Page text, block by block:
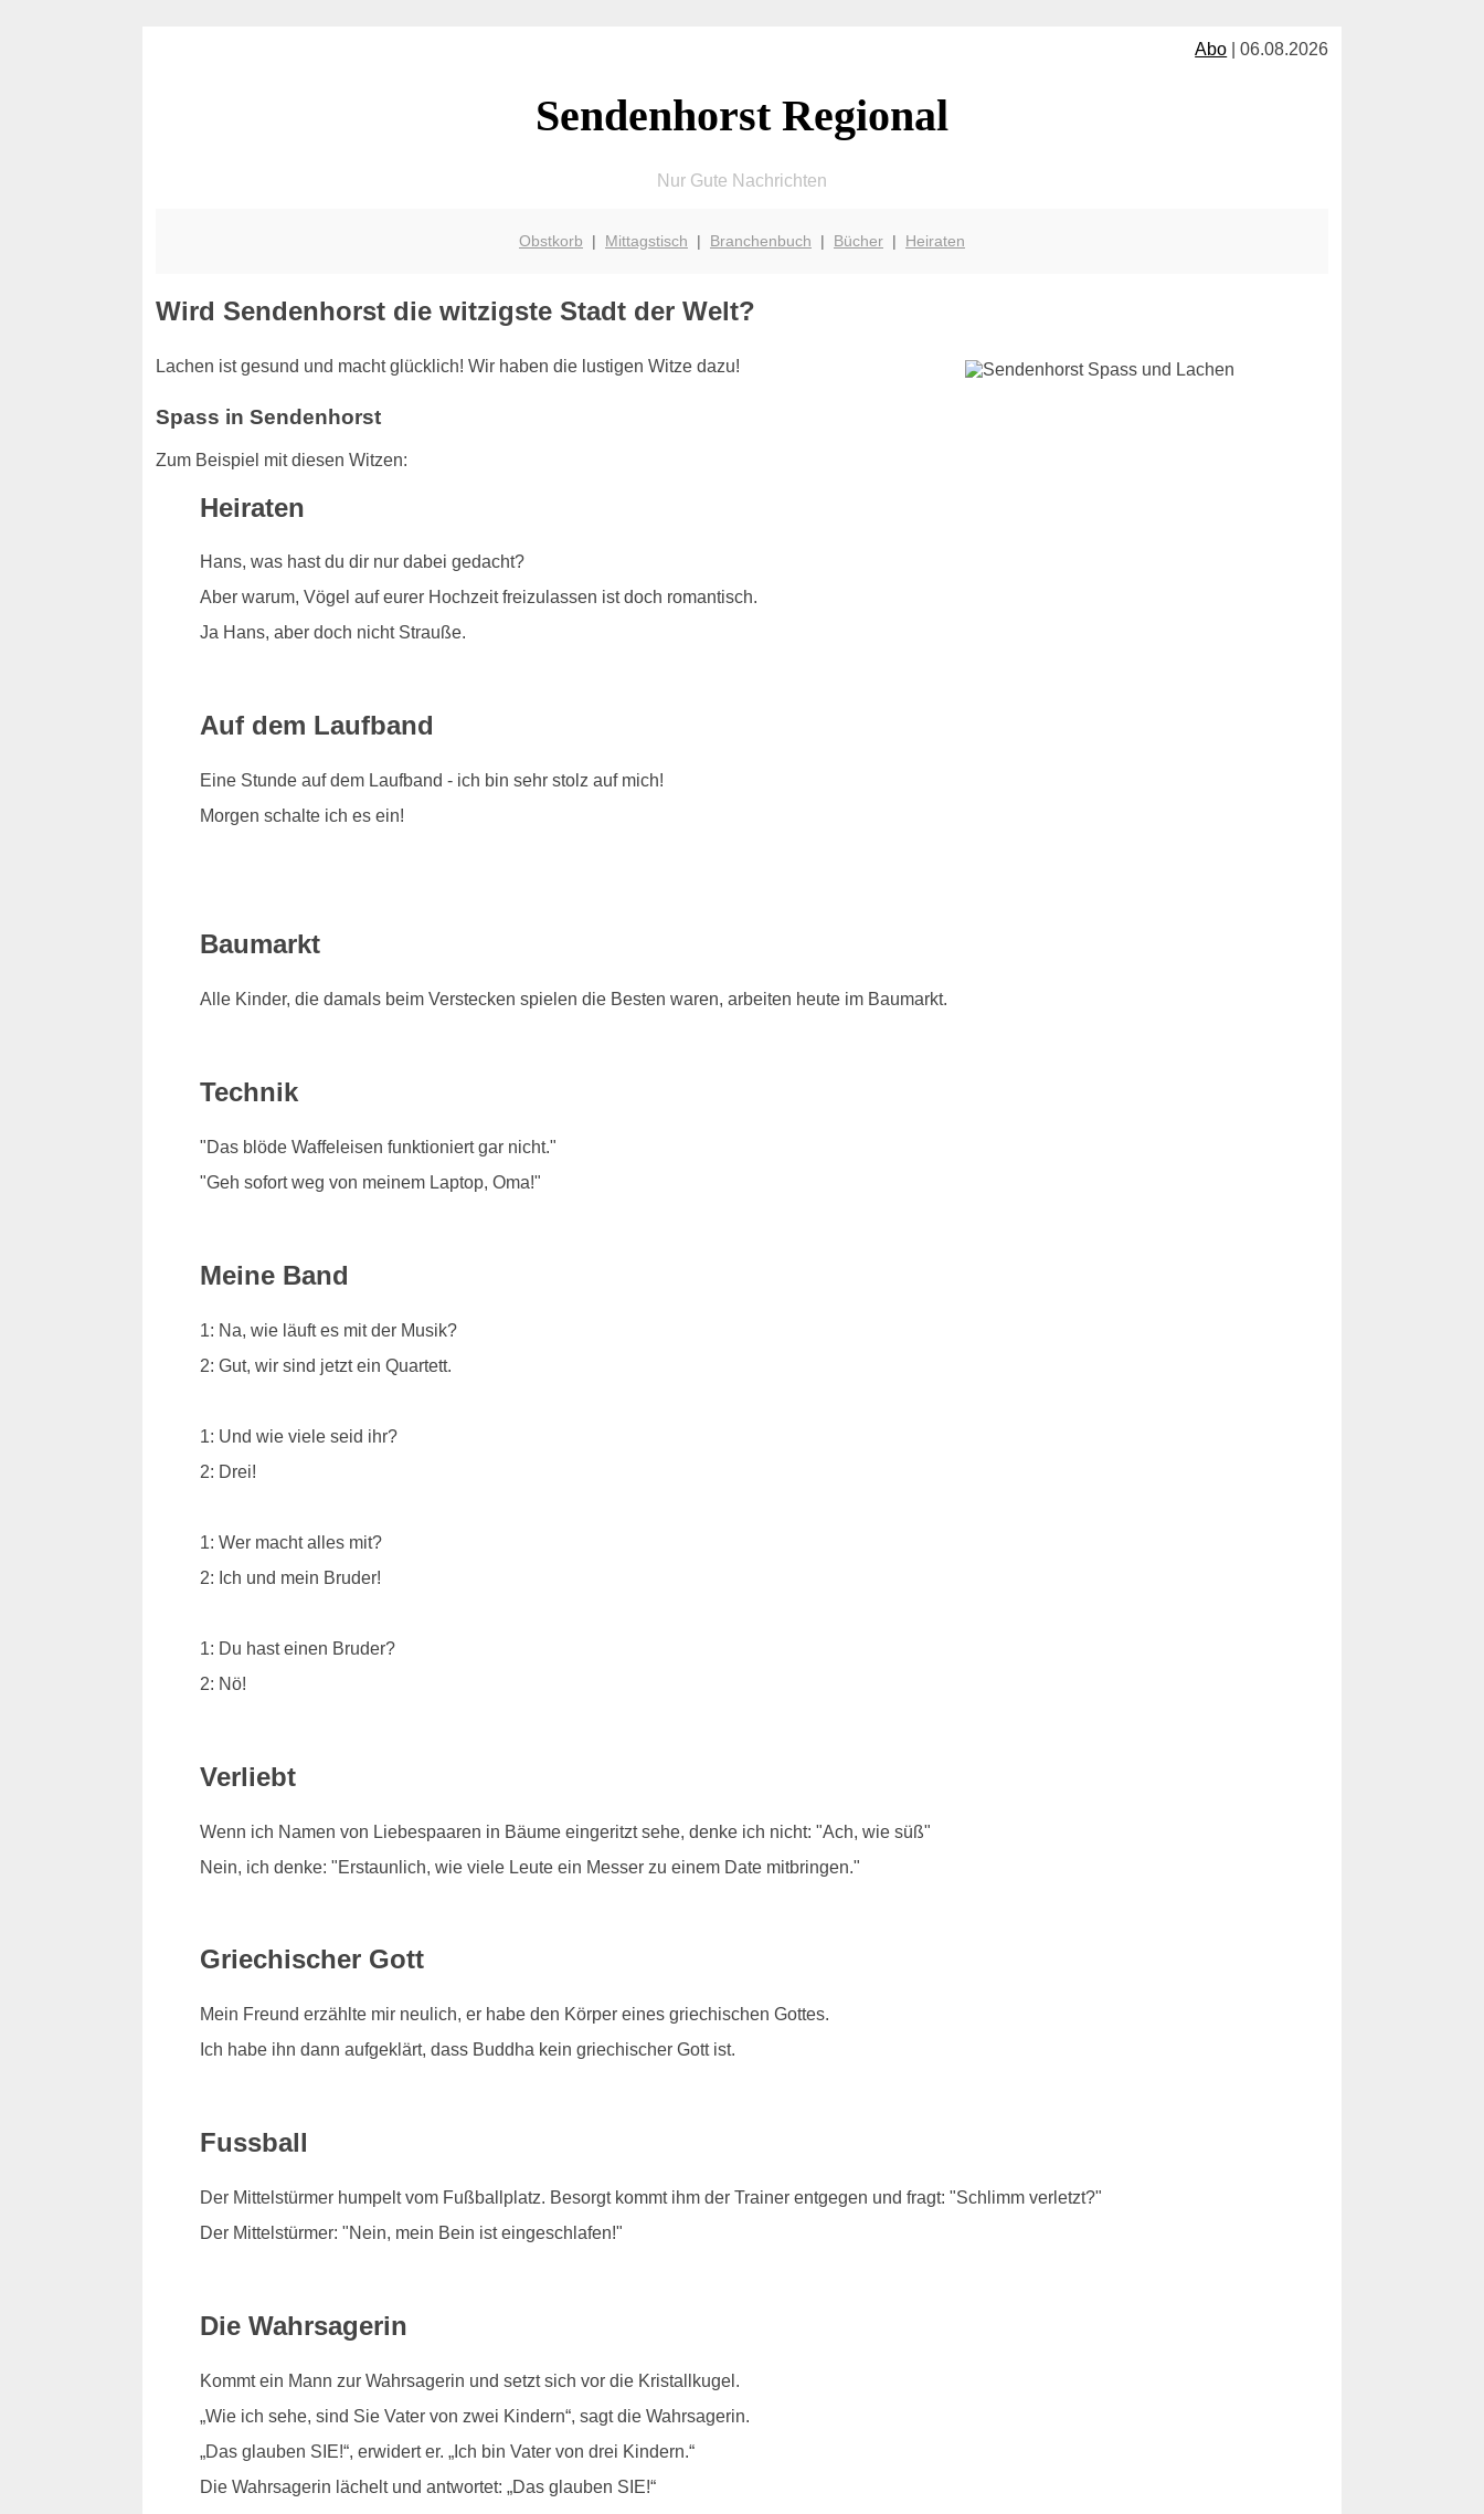
Abo | 06.08.2026
Sendenhorst Regional
Nur Gute Nachrichten
Obstkorb | Mittagstisch | Branchenbuch | Bücher| Heiraten
Wird Sendenhorst die witzigste Stadt der Welt?
Lachen ist gesund und macht glücklich! Wir haben die lustigen Witze dazu!
Spass in Sendenhorst
Zum Beispiel mit diesen Witzen:
Heiraten
Hans, was hast du dir nur dabei gedacht?
Aber warum, Vögel auf eurer Hochzeit freizulassen ist doch romantisch.
Ja Hans, aber doch nicht Strauße.
Auf dem Laufband
Eine Stunde auf dem Laufband - ich bin sehr stolz auf mich!
Morgen schalte ich es ein!
Baumarkt
Alle Kinder, die damals beim Verstecken spielen die Besten waren, arbeiten heute im Baumarkt.
Technik
"Das blöde Waffeleisen funktioniert gar nicht."
"Geh sofort weg von meinem Laptop, Oma!"
Meine Band
1: Na, wie läuft es mit der Musik?
2: Gut, wir sind jetzt ein Quartett.
1: Und wie viele seid ihr?
2: Drei!
1: Wer macht alles mit?
2: Ich und mein Bruder!
1: Du hast einen Bruder?
2: Nö!
Verliebt
Wenn ich Namen von Liebespaaren in Bäume eingeritzt sehe, denke ich nicht: "Ach, wie süß"
Nein, ich denke: "Erstaunlich, wie viele Leute ein Messer zu einem Date mitbringen."
Griechischer Gott
Mein Freund erzählte mir neulich, er habe den Körper eines griechischen Gottes.
Ich habe ihn dann aufgeklärt, dass Buddha kein griechischer Gott ist.
Fussball
Der Mittelstürmer humpelt vom Fußballplatz. Besorgt kommt ihm der Trainer entgegen und fragt: "Schlimm verletzt?"
Der Mittelstürmer: "Nein, mein Bein ist eingeschlafen!"
Die Wahrsagerin
Kommt ein Mann zur Wahrsagerin und setzt sich vor die Kristallkugel.
„Wie ich sehe, sind Sie Vater von zwei Kindern“, sagt die Wahrsagerin.
„Das glauben SIE!“, erwidert er. „Ich bin Vater von drei Kindern.“
Die Wahrsagerin lächelt und antwortet: „Das glauben SIE!“